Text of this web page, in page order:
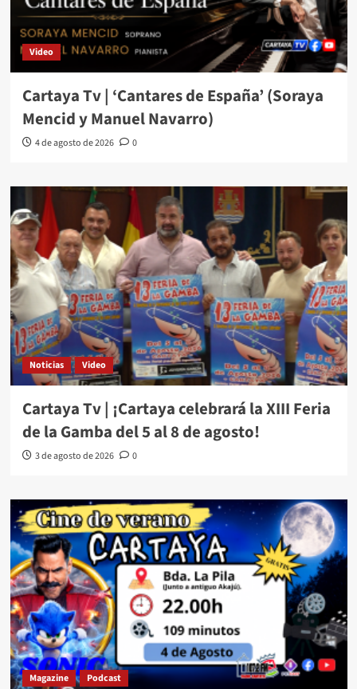
Video
Cartaya Tv | ‘Cantares de España’ (Soraya
Mencid y Manuel Navarro)
4 de agosto de 2026 0
Noticias Video
Cartaya Tv | ¡Cartaya celebrará la XIII Feria
de la Gamba del 5 al 8 de agosto!
3 de agosto de 2026 0
Magazine Podcast